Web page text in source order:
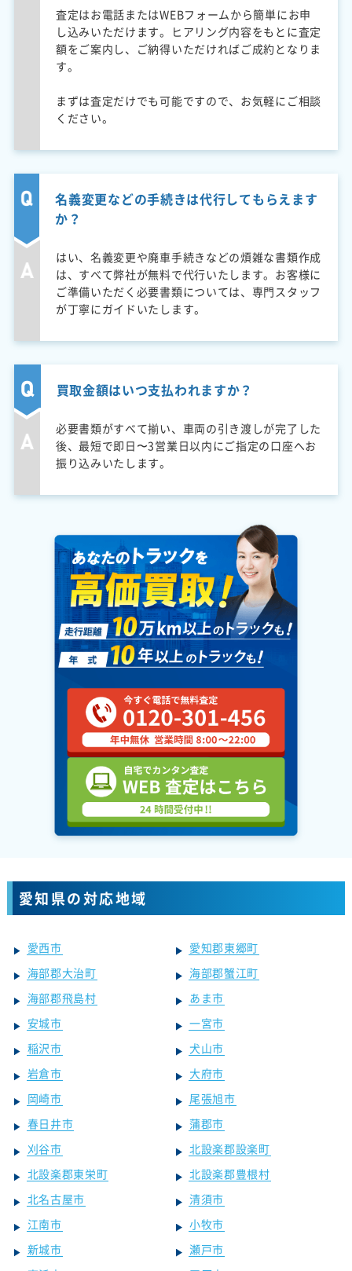
査定はお電話またはWEBフォームから簡単にお申
し込みいただけます。ヒアリング内容をもとに査定
額をご案内し、ご納得いただければご成約となりま
す。
まずは査定だけでも可能ですので、お気軽にご相談
ください。
名義変更などの手続きは代行してもらえます
か？
はい、名義変更や廃車手続きなどの煩雑な書類作成
は、すべて弊社が無料で代行いたします。お客様に
ご準備いただく必要書類については、専門スタッフ
が丁寧にガイドいたします。
買取金額はいつ支払われますか？
必要書類がすべて揃い、車両の引き渡しが完了した
後、最短で即日〜3営業日以内にご指定の口座へお
振り込みいたします。
愛知県の対応地域
愛西市
愛知郡東郷町
海部郡大治町
海部郡蟹江町
海部郡飛島村
あま市
安城市
一宮市
稲沢市
犬山市
岩倉市
大府市
岡崎市
尾張旭市
春日井市
蒲郡市
刈谷市
北設楽郡設楽町
北設楽郡東栄町
北設楽郡豊根村
北名古屋市
清須市
江南市
小牧市
新城市
瀬戸市